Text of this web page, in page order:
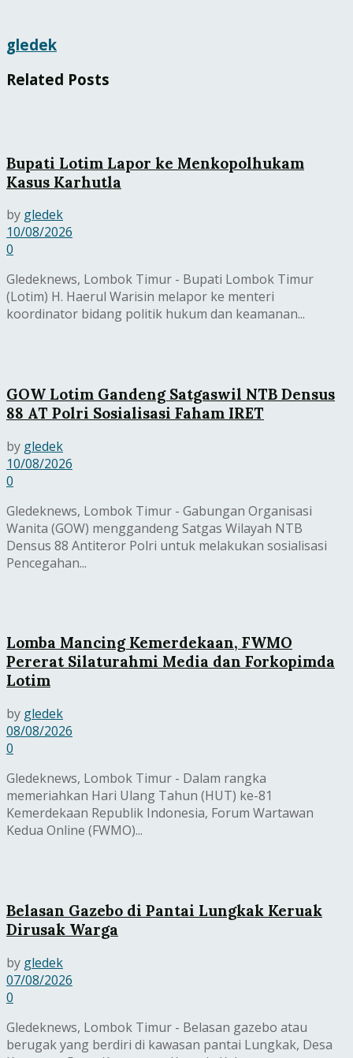
gledek
Related Posts
Bupati Lotim Lapor ke Menkopolhukam
Kasus Karhutla
by gledek
10/08/2026
0
Gledeknews, Lombok Timur - Bupati Lombok Timur
(Lotim) H. Haerul Warisin melapor ke menteri
koordinator bidang politik hukum dan keamanan...
GOW Lotim Gandeng Satgaswil NTB Densus
88 AT Polri Sosialisasi Faham IRET
by gledek
10/08/2026
0
Gledeknews, Lombok Timur - Gabungan Organisasi
Wanita (GOW) menggandeng Satgas Wilayah NTB
Densus 88 Antiteror Polri untuk melakukan sosialisasi
Pencegahan...
Lomba Mancing Kemerdekaan, FWMO
Pererat Silaturahmi Media dan Forkopimda
Lotim
by gledek
08/08/2026
0
Gledeknews, Lombok Timur - Dalam rangka
memeriahkan Hari Ulang Tahun (HUT) ke-81
Kemerdekaan Republik Indonesia, Forum Wartawan
Kedua Online (FWMO)...
Belasan Gazebo di Pantai Lungkak Keruak
Dirusak Warga
by gledek
07/08/2026
0
Gledeknews, Lombok Timur - Belasan gazebo atau
berugak yang berdiri di kawasan pantai Lungkak, Desa